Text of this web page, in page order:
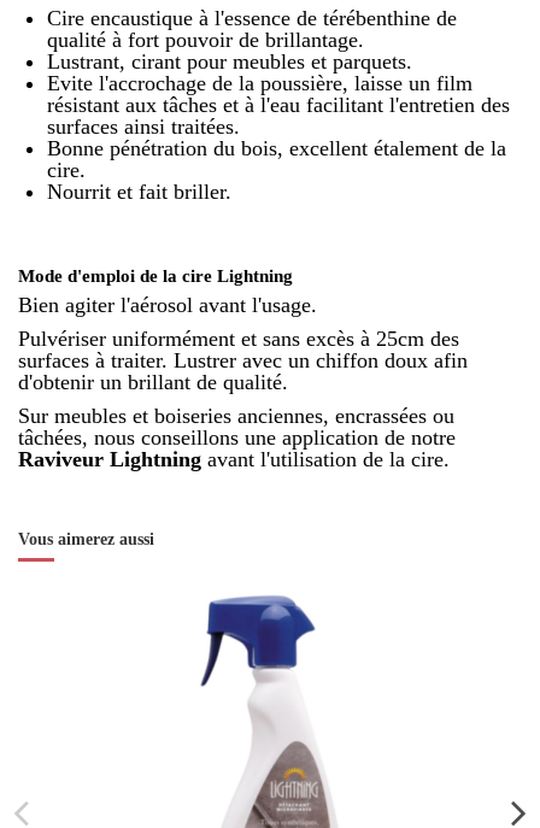
Cire encaustique à l'essence de térébenthine de
qualité à fort pouvoir de brillantage.
Lustrant, cirant pour meubles et parquets.
Evite l'accrochage de la poussière, laisse un film
résistant aux tâches et à l'eau facilitant l'entretien des
surfaces ainsi traitées.
Bonne pénétration du bois, excellent étalement de la
cire.
Nourrit et fait briller.
Mode d'emploi de la cire Lightning
Bien agiter l'aérosol avant l'usage.
Pulvériser uniformément et sans excès à 25cm des
surfaces à traiter. Lustrer avec un chiffon doux afin
d'obtenir un brillant de qualité.
Sur meubles et boiseries anciennes, encrassées ou
tâchées, nous conseillons une application de notre
Raviveur Lightning avant l'utilisation de la cire.
Vous aimerez aussi